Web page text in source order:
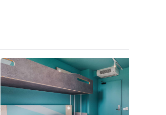
请参阅详情